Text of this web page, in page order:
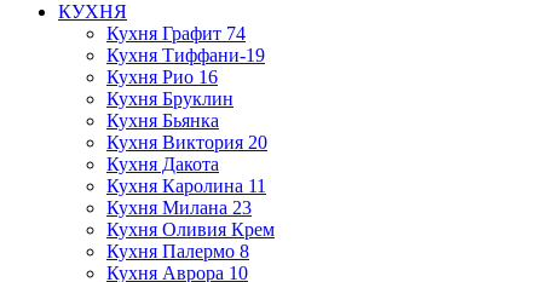
КУХНЯ
Кухня Графит 74
Кухня Тиффани-19
Кухня Рио 16
Кухня Бруклин
Кухня Бьянка
Кухня Виктория 20
Кухня Дакота
Кухня Каролина 11
Кухня Милана 23
Кухня Оливия Крем
Кухня Палермо 8
Кухня Аврора 10